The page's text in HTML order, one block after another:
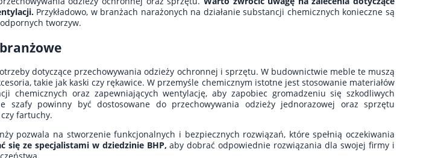
Przykładowo, w branżach narażonych na działanie substancji chemicznych konieczne są
tworzyw.
dotyczące przechowywania odzieży ochronnej i sprzętu. W budownictwie meble te muszą
takie jak kaski czy rękawice. W przemyśle chemicznym istotne jest stosowanie materiałów
chemicznych oraz zapewniających wentylację, aby zapobiec gromadzeniu się szkodliwych
szafy powinny być dostosowane do przechowywania odzieży jednorazowej oraz sprzętu
fartuchy.
pozwala na stworzenie funkcjonalnych i bezpiecznych rozwiązań, które spełnią oczekiwania
się ze specjalistami w dziedzinie BHP, aby dobrać odpowiednie rozwiązania dla swojej firmy i